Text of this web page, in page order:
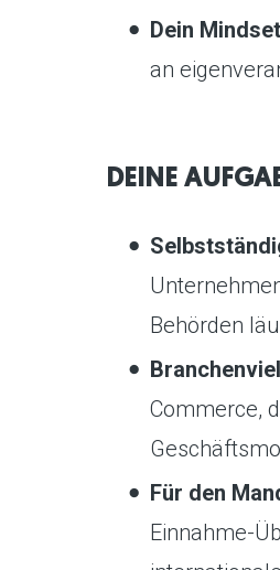
Dein
an
DEINE
Behörden
Commerce,
Für den
Einnahme-